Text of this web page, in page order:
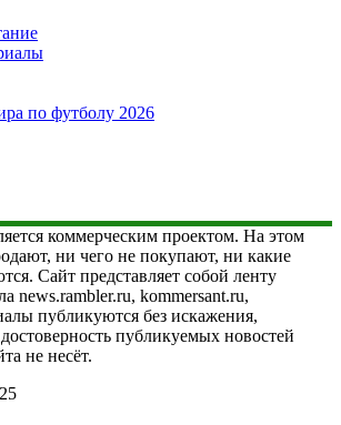
по футболу 2026
коммерческим проектом. На этом
ни чего не покупают, ни какие
Сайт представляет собой ленту
news.rambler.ru, kommersant.ru,
публикуются без искажения,
достоверность публикуемых новостей
не несёт.